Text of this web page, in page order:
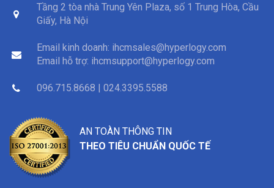
AN TOÀN THÔNG TIN
THEO TIÊU CHUẨN QUỐC TẾ
Tầng 2 tòa nhà Trung Yên Plaza, số 1 Trung Hòa, Cầu
Giấy, Hà Nội
Email kinh doanh: ihcmsales@hyperlogy.com
Email hỗ trợ: ihcmsupport@hyperlogy.com
096.715.8668 | 024.3395.5588